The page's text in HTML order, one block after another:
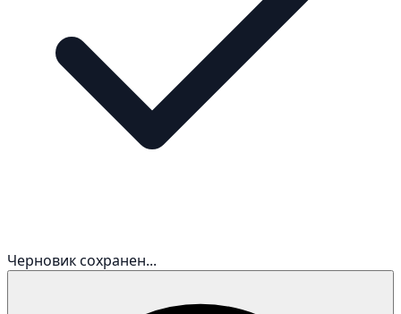
Черновик сохранен...